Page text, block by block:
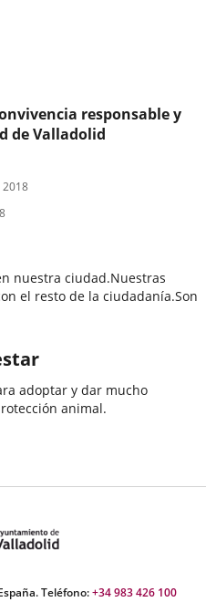
responsable y
de Valladolid
2018
nuestra ciudad.Nuestras
el resto de la ciudadanía.Son
adoptar y dar mucho
animal.
Teléfono:+34 983 426 100